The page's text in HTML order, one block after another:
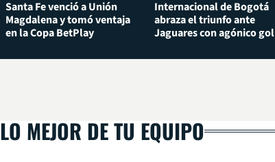
Santa Fe venció a Unión
Magdalena y tomó ventaja
en la Copa BetPlay
Internacional de Bogotá
abraza el triunfo ante
Jaguares con agónico gol
LO MEJOR DE TU EQUIPO